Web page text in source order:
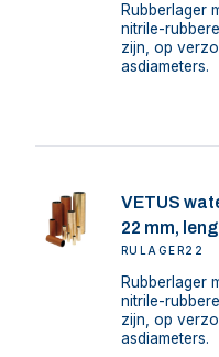
Rubberlager
nitrile-
zijn, op
asdiameters.
VETUS
22 mm,
RULAGER22
Rubberlager
nitrile-
zijn, op
asdiameters.